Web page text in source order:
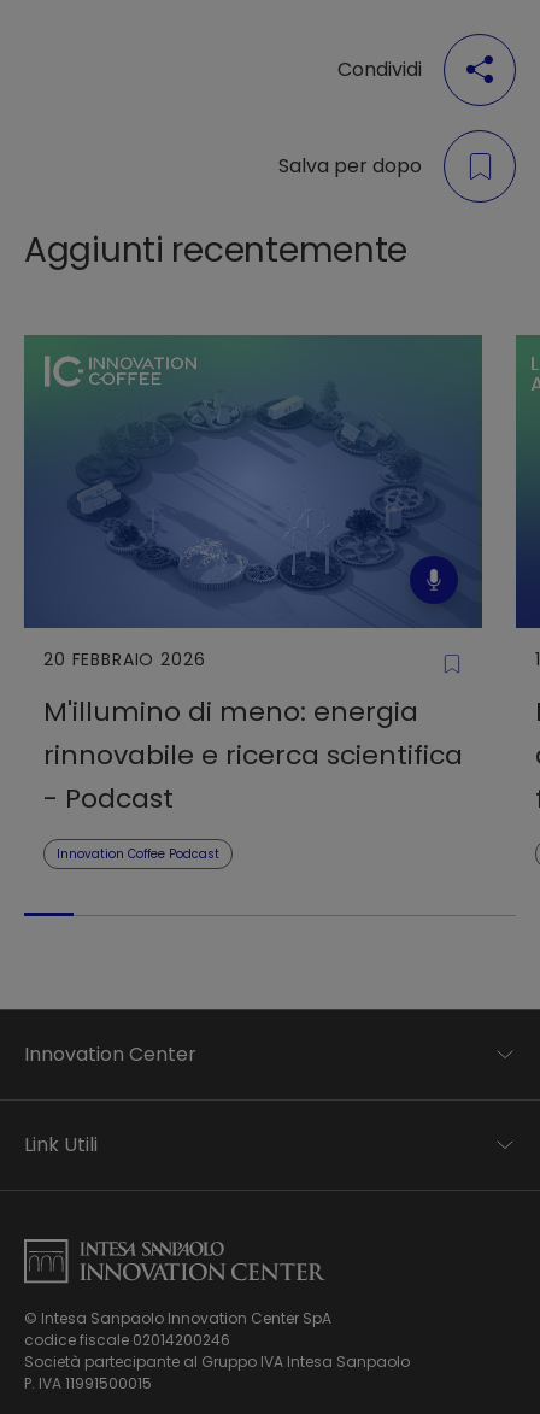
Condividi
Salva per dopo
Aggiunti recentemente
20 FEBBRAIO 2026
M'illumino di meno: energia
rinnovabile e ricerca scientifica
- Podcast
Innovation Coffee Podcast
© Intesa Sanpaolo Innovation Center SpA
codice fiscale 02014200246
Società partecipante al Gruppo IVA Intesa Sanpaolo
P. IVA 11991500015
Innovation Center
Applied research
Business transformation
Chi siamo
News ed Eventi
Podcast
Link Utili
Informativa Privacy
Informativa Privacy Careers
Privacy e Cookie Policy
Mappa del sito
Whistleblowing
Modello di gestione, organizzazione e controllo ex Dlgs.